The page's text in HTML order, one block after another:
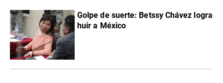
Golpe de suerte: Betssy Chávez logra
huir a México